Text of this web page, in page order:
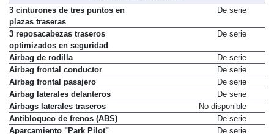
Seguridad y conducción
3 cinturones de tres puntos en
plazas traseras
3 reposacabezas traseros
optimizados en seguridad
Airbag de rodilla
De serie
Airbag frontal conductor
De serie
Airbag frontal pasajero
De serie
Airbag laterales delanteros
De serie
Airbags laterales traseros
No disponible
Antibloqueo de frenos (ABS)
De serie